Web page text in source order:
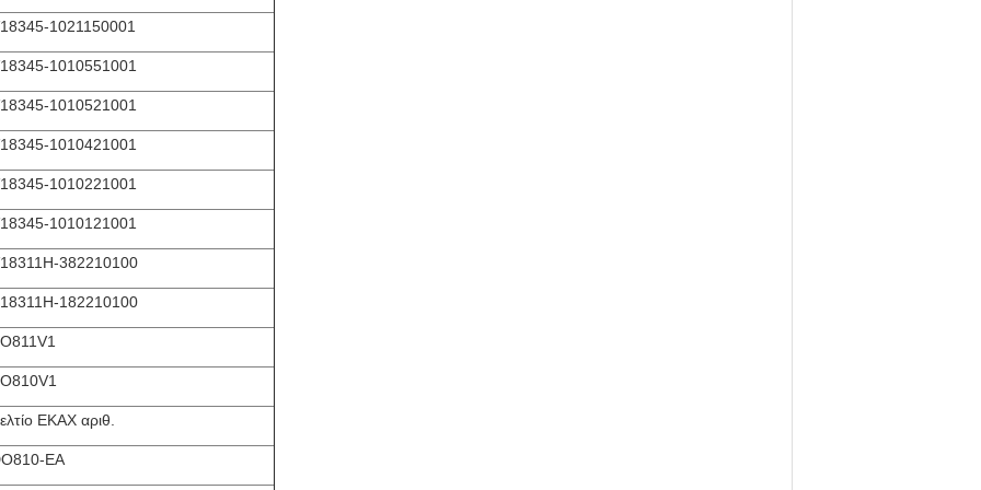
1021150001
1010551001
1010521001
1010421001
1010221001
1010121001
382210100
182210100
ΕΚΑΧ αριθ.
EA